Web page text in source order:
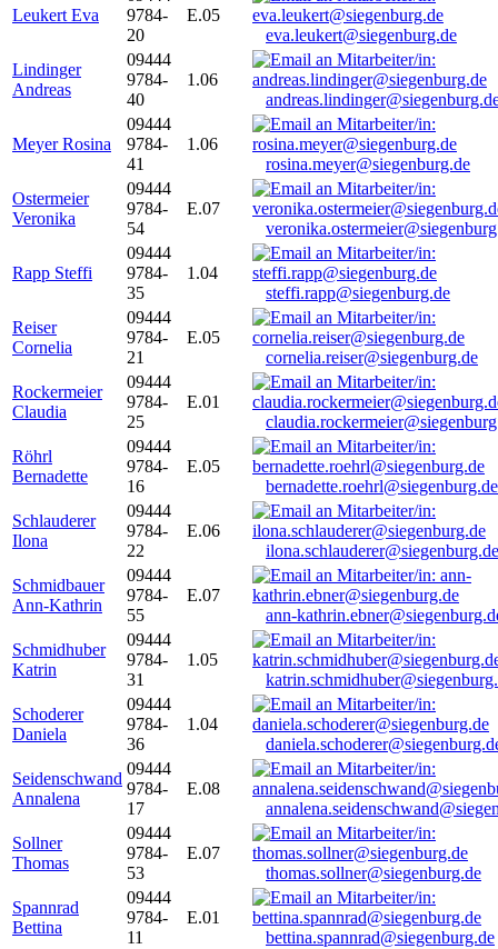
Leukert Eva
9784-
20
E.05
eva.leukert@siegenburg.de
Lindinger
Andreas
09444
9784-
40
1.06
Meyer Rosina
09444
9784-
41
1.06
rosina.meyer@siegenburg.de
Ostermeier
Veronika
09444
9784-
54
E.07
Rapp Steffi
09444
9784-
35
1.04
steffi.rapp@siegenburg.de
Reiser
Cornelia
09444
9784-
21
E.05
cornelia.reiser@siegenburg.de
Rockermeier
Claudia
09444
9784-
25
E.01
Röhrl
Bernadette
09444
9784-
16
E.05
bernadette.roehrl@siegenburg.de
Schlauderer
Ilona
09444
9784-
22
E.06
ilona.schlauderer@siegenburg.de
Schmidbauer
Ann-Kathrin
09444
9784-
55
E.07
ann-
Schmidhuber
Katrin
09444
9784-
31
1.05
Schoderer
Daniela
09444
9784-
36
1.04
Seidenschwand
Annalena
09444
9784-
17
E.08
Sollner
Thomas
09444
9784-
53
E.07
thomas.sollner@siegenburg.de
Spannrad
Bettina
09444
9784-
11
E.01
bettina.spannrad@siegenburg.de